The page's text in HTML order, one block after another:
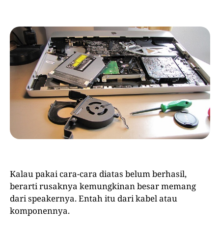
Kalau pakai cara-cara diatas belum berhasil,
berarti rusaknya kemungkinan besar memang
dari speakernya. Entah itu dari kabel atau
komponennya.